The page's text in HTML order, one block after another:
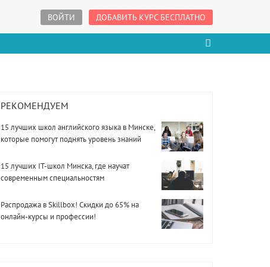
ВОЙТИ ДОБАВИТЬ КУРС БЕСПЛАТНО
РЕКОМЕНДУЕМ
15 лучших школ английского языка в Минске,
которые помогут поднять уровень знаний
15 лучших IT-школ Минска, где научат
современным специальностям
Распродажа в Skillbox! Скидки до 65% на
онлайн-курсы и профессии!